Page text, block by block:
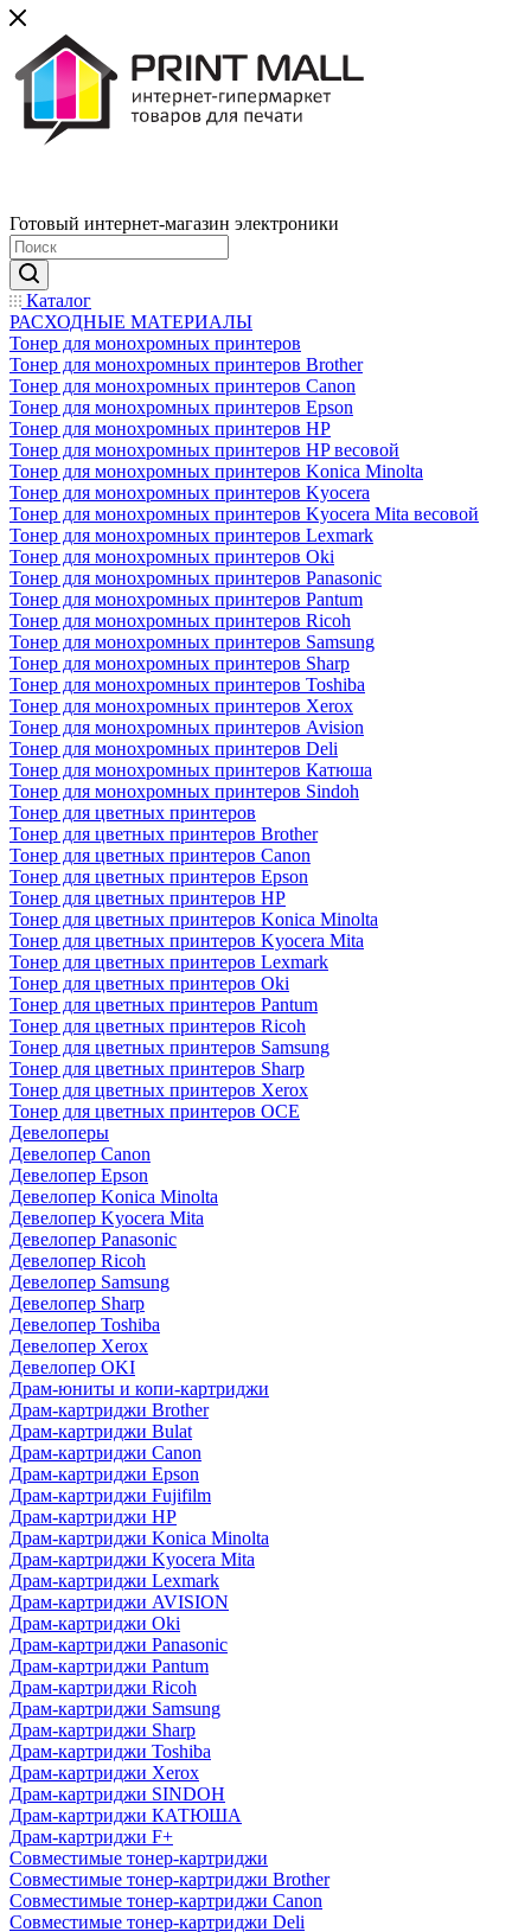
Готовый интернет-магазин электроники
Каталог
РАСХОДНЫЕ МАТЕРИАЛЫ
Тонер для монохромных принтеров
Тонер для монохромных принтеров Brother
Тонер для монохромных принтеров Canon
Тонер для монохромных принтеров Epson
Тонер для монохромных принтеров HP
Тонер для монохромных принтеров HP весовой
Тонер для монохромных принтеров Konica Minolta
Тонер для монохромных принтеров Kyocera
Тонер для монохромных принтеров Kyocera Mita весовой
Тонер для монохромных принтеров Lexmark
Тонер для монохромных принтеров Oki
Тонер для монохромных принтеров Panasonic
Тонер для монохромных принтеров Pantum
Тонер для монохромных принтеров Ricoh
Тонер для монохромных принтеров Samsung
Тонер для монохромных принтеров Sharp
Тонер для монохромных принтеров Toshiba
Тонер для монохромных принтеров Xerox
Тонер для монохромных принтеров Avision
Тонер для монохромных принтеров Deli
Тонер для монохромных принтеров Катюша
Тонер для монохромных принтеров Sindoh
Тонер для цветных принтеров
Тонер для цветных принтеров Brother
Тонер для цветных принтеров Canon
Тонер для цветных принтеров Epson
Тонер для цветных принтеров HP
Тонер для цветных принтеров Konica Minolta
Тонер для цветных принтеров Kyocera Mita
Тонер для цветных принтеров Lexmark
Тонер для цветных принтеров Oki
Тонер для цветных принтеров Pantum
Тонер для цветных принтеров Ricoh
Тонер для цветных принтеров Samsung
Тонер для цветных принтеров Sharp
Тонер для цветных принтеров Xerox
Тонер для цветных принтеров OCE
Девелоперы
Девелопер Canon
Девелопер Epson
Девелопер Konica Minolta
Девелопер Kyocera Mita
Девелопер Panasonic
Девелопер Ricoh
Девелопер Samsung
Девелопер Sharp
Девелопер Toshiba
Девелопер Xerox
Девелопер OKI
Драм-юниты и копи-картриджи
Драм-картриджи Brother
Драм-картриджи Bulat
Драм-картриджи Canon
Драм-картриджи Epson
Драм-картриджи Fujifilm
Драм-картриджи HP
Драм-картриджи Konica Minolta
Драм-картриджи Kyocera Mita
Драм-картриджи Lexmark
Драм-картриджи AVISION
Драм-картриджи Oki
Драм-картриджи Panasonic
Драм-картриджи Pantum
Драм-картриджи Ricoh
Драм-картриджи Samsung
Драм-картриджи Sharp
Драм-картриджи Toshiba
Драм-картриджи Xerox
Драм-картриджи SINDOH
Драм-картриджи КАТЮША
Драм-картриджи F+
Совместимые тонер-картриджи
Совместимые тонер-картриджи Brother
Совместимые тонер-картриджи Canon
Совместимые тонер-картриджи Deli